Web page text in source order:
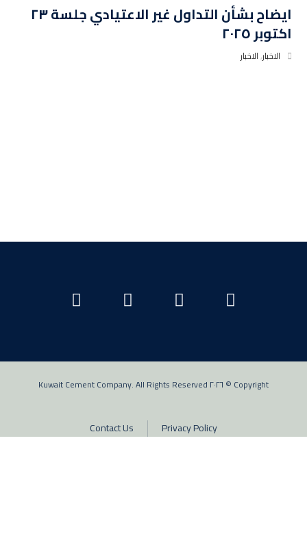
ايضاح بشأن التداول غير الاعتيادي جلسة ٢٣
اكتوبر ٢٠٢٥
الاخبار,الاخبار
Copyright © ٢٠٢٦ Kuwait Cement Company. All Rights Reserved
Contact Us Privacy Policy